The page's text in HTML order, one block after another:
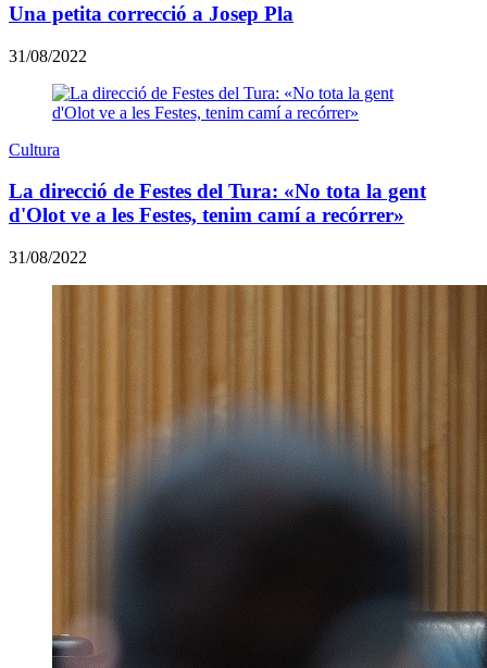
Una petita correcció a Josep Pla
31/08/2022
Cultura
La direcció de Festes del Tura: «No tota la gent
d'Olot ve a les Festes, tenim camí a recórrer»
31/08/2022